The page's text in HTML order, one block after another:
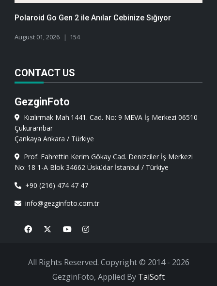
Polaroid Go Gen 2 ile Anılar Cebinize Sığıyor
August 01, 2026 154
CONTACT US
GezginFoto
Kızılırmak Mah.1441. Cad. No: 9 MEVA İş Merkezi 06510
Çukurambar
Çankaya Ankara / Türkiye
Prof. Fahrettin Kerim Gökay Cad. Denizciler İş Merkezi
No: 18 1-A Blok 34662 Üsküdar İstanbul / Türkiye
+90 (216) 474 47 47
info@gezginfoto.com.tr
All Rights Reserved. Copyright © 2014 - 2026
GezginFoto, Applied By TaiSoft